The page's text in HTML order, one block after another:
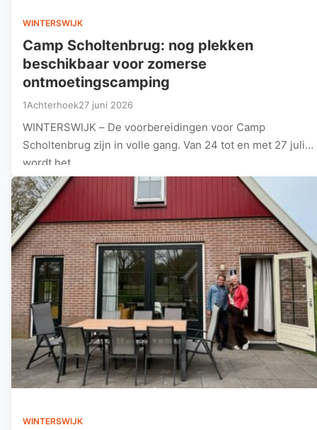
WINTERSWIJK
Camp Scholtenbrug: nog plekken
beschikbaar voor zomerse
ontmoetingscamping
1Achterhoek27 juni 2026
WINTERSWIJK – De voorbereidingen voor Camp
Scholtenbrug zijn in volle gang. Van 24 tot en met 27 juli
wordt het…
WINTERSWIJK